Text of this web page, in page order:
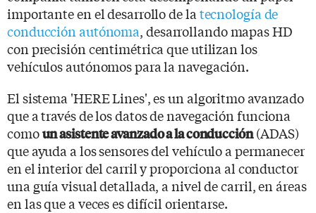
importante en el desarrollo de la tecnología de
conducción autónoma, desarrollando mapas HD
con precisión centimétrica que utilizan los
vehículos autónomos para la navegación.
El sistema 'HERE Lines', es un algoritmo avanzado
que a través de los datos de navegación funciona
comoun asistente avanzado a la conducción(ADAS)
que ayuda a los sensores del vehículo a permanecer
en el interior del carril y proporciona al conductor
una guía visual detallada, a nivel de carril, en áreas
en las que a veces es difícil orientarse.